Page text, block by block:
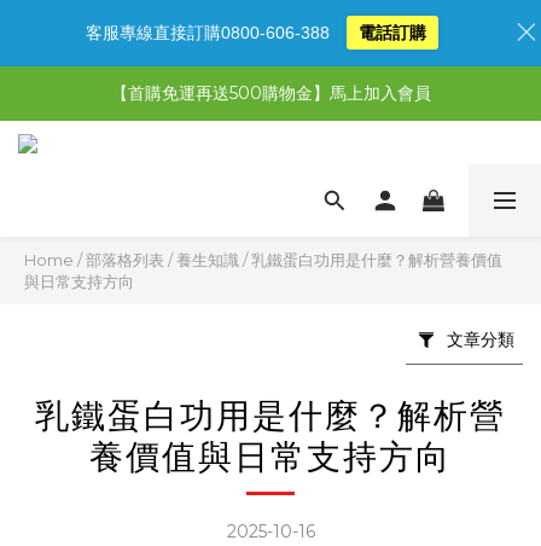
【限時特惠】全館滿1,000送500購物金！
【限時特惠】超值5選3，最高現省1,770元
【首購免運再送500購物金】馬上加入會員
Home /部落格列表 /養生知識 /乳鐵蛋白功用是什麼？解析營養價值
與日常支持方向
文章分類
乳鐵蛋白功用是什麼？解析營
養價值與日常支持方向
2025-10-16
客服專線直接訂購0800-606-388 電話訂購